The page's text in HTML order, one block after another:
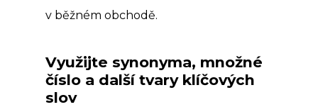
v běžném obchodě.
Využijte synonyma, množné
číslo a další tvary klíčových
slov